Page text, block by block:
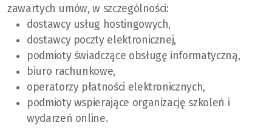
zawartych umów, w szczególności:
dostawcy usług hostingowych,
dostawcy poczty elektronicznej,
podmioty świadczące obsługę informatyczną,
biuro rachunkowe,
operatorzy płatności elektronicznych,
podmioty wspierające organizację szkoleń i
wydarzeń online.